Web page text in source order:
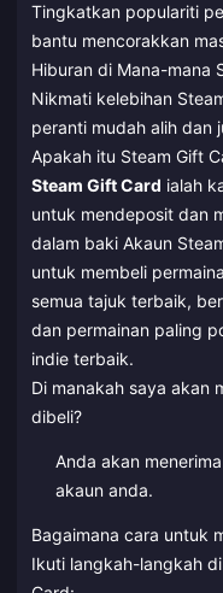
Tingkatkan populariti
bantu mencorakkan
Hiburan di Mana-mana
Nikmati kelebihan
peranti mudah alih dan
Apakah itu Steam Gift
Steam Gift Card ialah
untuk mendeposit dan
dalam baki Akaun
untuk membeli
semua tajuk terbaik,
dan permainan paling
indie terbaik.
Di manakah saya akan
dibeli?
Anda akan
akaun anda.
Bagaimana cara untuk
Ikuti langkah-langkah